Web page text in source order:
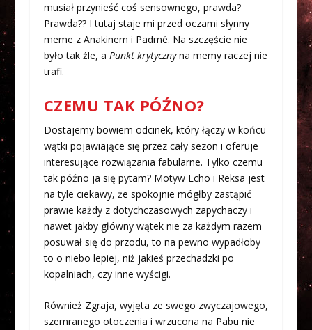
musiał przynieść coś sensownego, prawda?
Prawda?? I tutaj staje mi przed oczami słynny
meme z Anakinem i Padmé. Na szczęście nie
było tak źle, a Punkt krytycznyna memy raczej nie
trafi.
CZEMU TAK PÓŹNO?
Dostajemy bowiem odcinek, który łączy w końcu
wątki pojawiające się przez cały sezon i oferuje
interesujące rozwiązania fabularne. Tylko czemu
tak późno ja się pytam? Motyw Echo i Reksa jest
na tyle ciekawy, że spokojnie mógłby zastąpić
prawie każdy z dotychczasowych zapychaczy i
nawet jakby główny wątek nie za każdym razem
posuwał się do przodu, to na pewno wypadłoby
to o niebo lepiej, niż jakieś przechadzki po
kopalniach, czy inne wyścigi.
Również Zgraja, wyjęta ze swego zwyczajowego,
szemranego otoczenia i wrzucona na Pabu nie